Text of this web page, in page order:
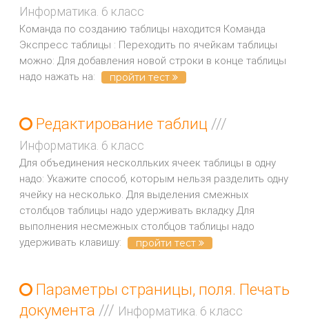
Информатика. 6 класс
Команда по созданию таблицы находится Команда
Экспресс таблицы : Переходить по ячейкам таблицы
можно: Для добавления новой строки в конце таблицы
надо нажать на:
пройти тест
Редактирование таблиц ///
Информатика. 6 класс
Для объединения несколльких ячеек таблицы в одну
надо: Укажите способ, которым нельзя разделить одну
ячейку на несколько. Для выделения смежных
столбцов таблицы надо удерживать вкладку Для
выполнения несмежных столбцов таблицы надо
удерживать клавишу:
пройти тест
Параметры страницы, поля. Печать
документа /// Информатика. 6 класс